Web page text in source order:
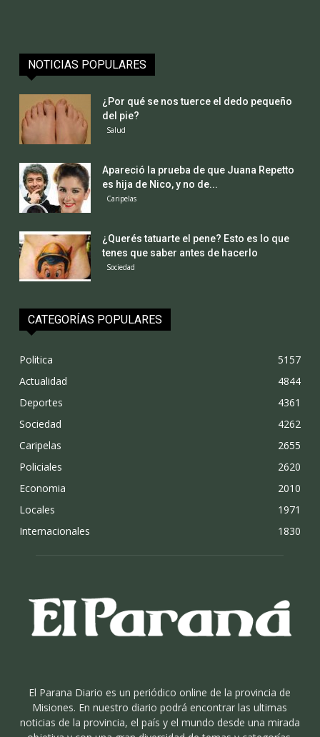
NOTICIAS POPULARES
¿Por qué se nos tuerce el dedo pequeño
del pie?
Salud
Apareció la prueba de que Juana Repetto
es hija de Nico, y no de...
Caripelas
¿Querés tatuarte el pene? Esto es lo que
tenes que saber antes de hacerlo
Sociedad
CATEGORÍAS POPULARES
Politica
5157
Actualidad
4844
Deportes
4361
Sociedad
4262
Caripelas
2655
Policiales
2620
Economia
2010
Locales
1971
Internacionales
1830
El Parana Diario es un periódico online de la provincia de
Misiones. En nuestro diario podrá encontrar las ultimas
noticias de la provincia, el país y el mundo desde una mirada